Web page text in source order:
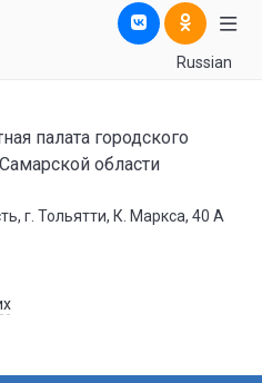
Russian
палата городского
области
г. Тольятти, К. Маркса, 40 А